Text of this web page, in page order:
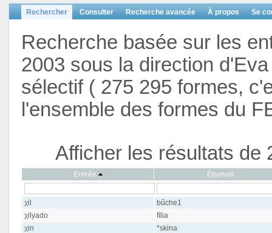
Rechercher Consulter Recherche avancée À propos Se
Recherche basée sur les
2003 sous la direction
sélectif ( 275 295 formes,
l'ensemble des formes du
Afficher les résultats de
Entrée Étymon
χil
bûche1
χilyado
fīlia
χin
*skina